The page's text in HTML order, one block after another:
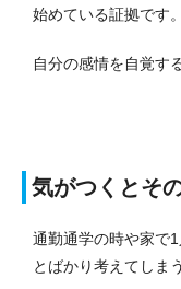
始めている証拠です。
自分の感情を自覚す
気がつくとそ
通勤通学の時や家で
とばかり考えてしま